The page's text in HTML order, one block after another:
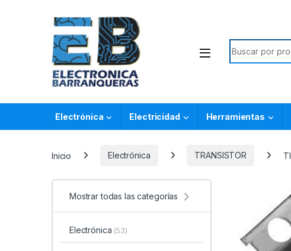
Electrónica Electricidad Herramientas
Inicio Electrónica TRANSISTOR
Mostrar todas las categorías
Electrónica (53)